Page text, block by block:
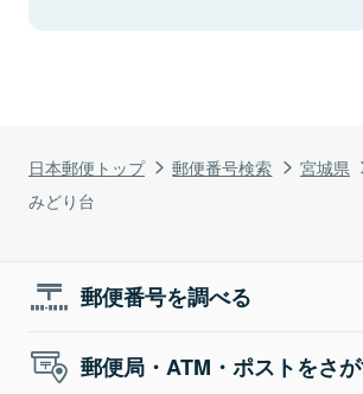
日本郵便トップ 郵便番号検索 宮城県
みどり台
郵便番号を調べる
郵便局・ATM・ポストをさ